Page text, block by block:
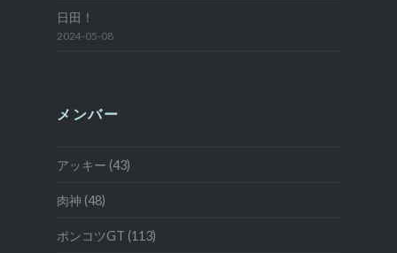
日田！
2024-05-08
メンバー
アッキー (43)
肉神 (48)
ポンコツGT (113)